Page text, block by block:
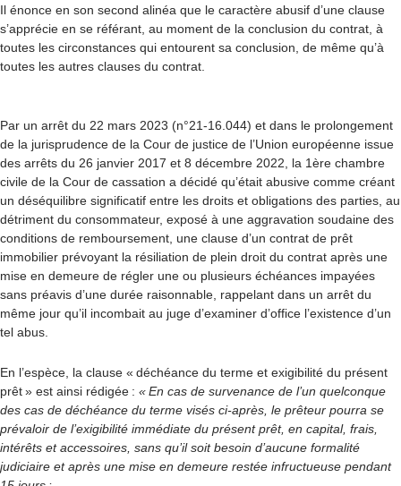
Il énonce en son second alinéa que le caractère abusif d’une clause
s’apprécie en se référant, au moment de la conclusion du contrat, à
toutes les circonstances qui entourent sa conclusion, de même qu’à
toutes les autres clauses du contrat.
Par un arrêt du 22 mars 2023 (n°21-16.044) et dans le prolongement
de la jurisprudence de la Cour de justice de l’Union européenne issue
des arrêts du 26 janvier 2017 et 8 décembre 2022, la 1ère chambre
civile de la Cour de cassation a décidé qu’était abusive comme créant
un déséquilibre significatif entre les droits et obligations des parties, au
détriment du consommateur, exposé à une aggravation soudaine des
conditions de remboursement, une clause d’un contrat de prêt
immobilier prévoyant la résiliation de plein droit du contrat après une
mise en demeure de régler une ou plusieurs échéances impayées
sans préavis d’une durée raisonnable, rappelant dans un arrêt du
même jour qu’il incombait au juge d’examiner d’office l’existence d’un
tel abus.
En l’espèce, la clause « déchéance du terme et exigibilité du présent
prêt » est ainsi rédigée : « En cas de survenance de l’un quelconque
des cas de déchéance du terme visés ci-après, le prêteur pourra se
prévaloir de l’exigibilité immédiate du présent prêt, en capital, frais,
intérêts et accessoires, sans qu’il soit besoin d’aucune formalité
judiciaire et après une mise en demeure restée infructueuse pendant